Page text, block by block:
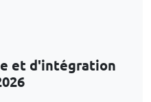
et d'intégration